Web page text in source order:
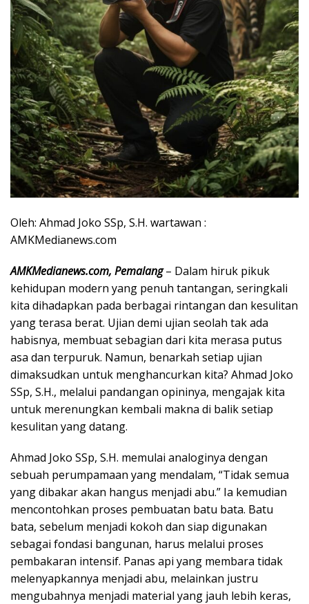
Oleh: Ahmad Joko SSp, S.H. wartawan :
AMKMedianews.com
AMKMedianews.com, Pemalang– Dalam hiruk pikuk
kehidupan modern yang penuh tantangan, seringkali
kita dihadapkan pada berbagai rintangan dan kesulitan
yang terasa berat. Ujian demi ujian seolah tak ada
habisnya, membuat sebagian dari kita merasa putus
asa dan terpuruk. Namun, benarkah setiap ujian
dimaksudkan untuk menghancurkan kita? Ahmad Joko
SSp, S.H., melalui pandangan opininya, mengajak kita
untuk merenungkan kembali makna di balik setiap
kesulitan yang datang.
Ahmad Joko SSp, S.H. memulai analoginya dengan
sebuah perumpamaan yang mendalam, “Tidak semua
yang dibakar akan hangus menjadi abu.” Ia kemudian
mencontohkan proses pembuatan batu bata. Batu
bata, sebelum menjadi kokoh dan siap digunakan
sebagai fondasi bangunan, harus melalui proses
pembakaran intensif. Panas api yang membara tidak
melenyapkannya menjadi abu, melainkan justru
mengubahnya menjadi material yang jauh lebih keras,